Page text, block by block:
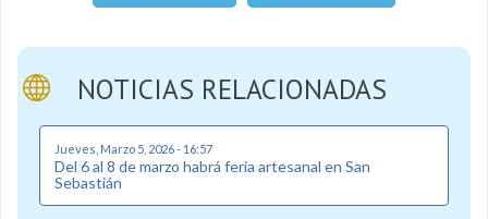
NOTICIAS RELACIONADAS
Jueves, Marzo 5, 2026 - 16:57
Del 6 al 8 de marzo habrá feria artesanal en San
Sebastián